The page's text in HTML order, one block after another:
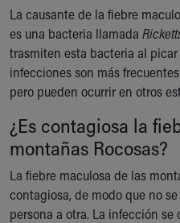
La causante de la fiebre
es una bacteria llamada
trasmiten esta bacteria al picar
infecciones son más
pero pueden ocurrir en otros
¿Es contagiosa la
montañas Rocosas?
La fiebre maculosa de las
contagiosa, de modo que no
persona a otra. La infección se